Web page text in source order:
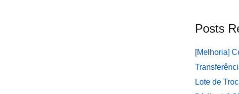
Posts
[Melhoria]
Lote de